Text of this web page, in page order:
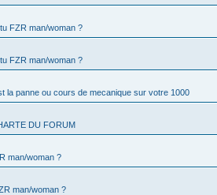
FZR man/woman ?
FZR man/woman ?
la panne ou cours de mecanique sur votre 1000
DU FORUM
man/woman ?
man/woman ?